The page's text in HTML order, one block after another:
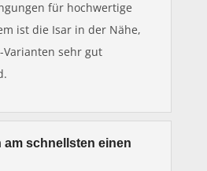
für hochwertige
ist die Isar in der Nähe,
sehr gut
am schnellsten einen